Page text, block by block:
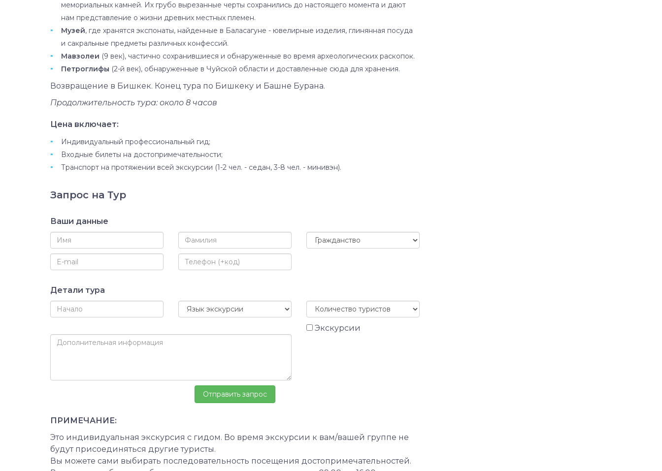
мемориальных камней. Их грубо вырезанные черты сохранились до настоящего момента и дают
нам представление о жизни древних местных племен.
Музей, где хранятся экспонаты, найденные в Баласагуне - ювелирные изделия, глинянная посуда
и сакральные предметы различных конфессий.
Мавзолеи (9 век), частично сохранившиеся и обнаруженные во время археологических раскопок.
Петроглифы (2-й век), обнаруженные в Чуйской области и доставленные сюда для хранения.
Возвращение в Бишкек. Конец тура по Бишкеку и Башне Бурана.
Продолжительность тура: около 8 часов
Цена включает:
Индивидуальный профессиональный гид;
Входные билеты на достопримечательности;
Транспорт на протяжении всей экскурсии (1-2 чел. - седан, 3-8 чел. - минивэн).
Запрос на Тур
Ваши данные
Детали тура
Экскурсии
ПРИМЕЧАНИЕ:
Это индивидуальная экскурсия с гидом. Во время экскурсии к вам/вашей группе не
будут присоединяться другие туристы.
Вы можете сами выбирать последовательность посещения достопримечательностей.